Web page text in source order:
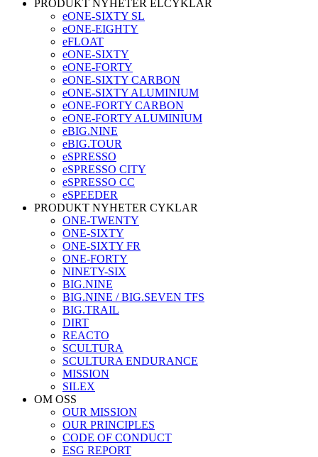
PRODUKT NYHETER ELCYKLAR
eONE-SIXTY SL
eONE-EIGHTY
eFLOAT
eONE-SIXTY
eONE-FORTY
eONE-SIXTY CARBON
eONE-SIXTY ALUMINIUM
eONE-FORTY CARBON
eONE-FORTY ALUMINIUM
eBIG.NINE
eBIG.TOUR
eSPRESSO
eSPRESSO CITY
eSPRESSO CC
eSPEEDER
PRODUKT NYHETER CYKLAR
ONE-TWENTY
ONE-SIXTY
ONE-SIXTY FR
ONE-FORTY
NINETY-SIX
BIG.NINE
BIG.NINE / BIG.SEVEN TFS
BIG.TRAIL
DIRT
REACTO
SCULTURA
SCULTURA ENDURANCE
MISSION
SILEX
OM OSS
OUR MISSION
OUR PRINCIPLES
CODE OF CONDUCT
ESG REPORT